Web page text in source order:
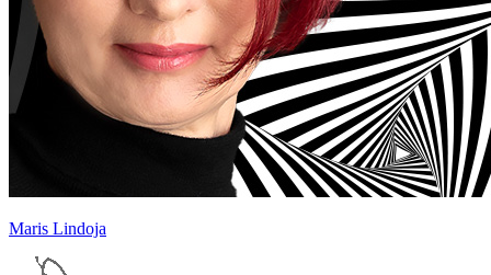
Maris Lindoja